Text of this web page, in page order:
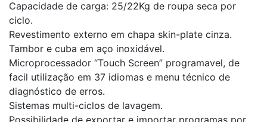
Capacidade de carga: 25/22Kg de roupa seca por
ciclo.
Revestimento externo em chapa skin-plate cinza.
Tambor e cuba em aço inoxidável.
Microprocessador “Touch Screen” programavel, de
facil utilização em 37 idiomas e menu técnico de
diagnóstico de erros.
Sistemas multi-ciclos de lavagem.